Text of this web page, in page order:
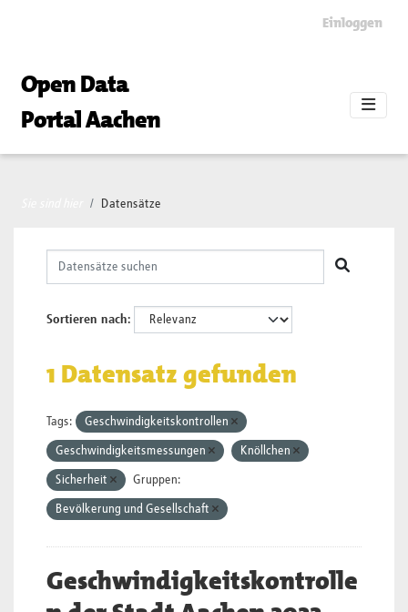
Einloggen
Open Data
Portal Aachen
Datensätze
Sortieren nach
1 Datensatz gefunden
Tags: Geschwindigkeitskontrollen
Geschwindigkeitsmessungen Knöllchen
Sicherheit Gruppen:
Bevölkerung und Gesellschaft
Geschwindigkeitskontrolle